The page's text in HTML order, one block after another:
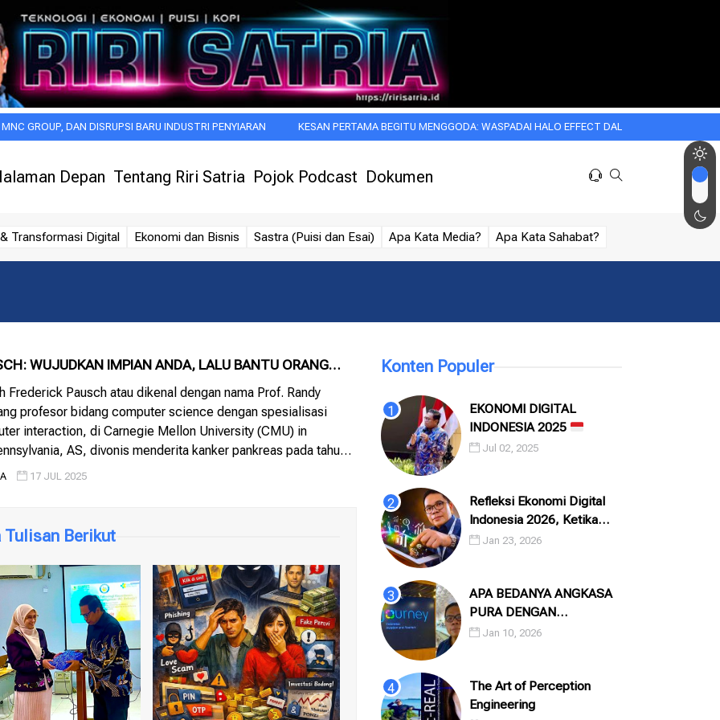
DAN DISRUPSI BARU INDUSTRI PENYIARAN KESAN PERTAMA BEGITU MENGGODA: WASPADAI HALO EFFECT DALAM KEHIDUPAN SEHARI-HARI!
Depan Tentang Riri Satria Pojok Podcast Dokumen
Transformasi Digital Ekonomi dan Bisnis Sastra (Puisi dan Esai) Apa Kata Media? Apa Kata Sahabat?
WUJUDKAN IMPIAN ANDA, LALU BANTU ORANG
IMPIAN MEREKA
Frederick Pausch atau dikenal dengan nama Prof. Randy
profesor bidang computer science dengan spesialisasi
interaction, di Carnegie Mellon University (CMU) in
AS, divonis menderita kanker pankreas pada tahun
tahun 2007 dokter sudah angkat tangan. Akhir tahun 2007,
17 JUL 2025
Tulisan Berikut
Konten Populer
EKONOMI DIGITAL
INDONESIA 2025
Jul 02, 2025
Refleksi Ekonomi Digital
Indonesia 2026, Ketika
Angka, Algoritma, dan
Jan 23, 2026
APA BEDANYA ANGKASA
PURA DENGAN
INJOURNEY?
Jan 10, 2026
The Art of Perception
Engineering